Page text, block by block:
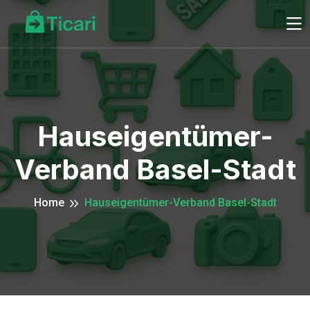
Hauseigentümer-
Verband Basel-Stadt
Home Hauseigentümer-Verband Basel-Stadt